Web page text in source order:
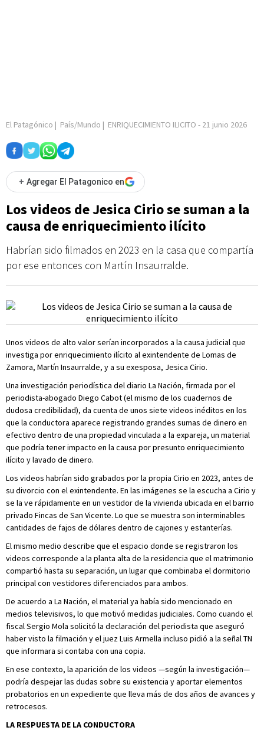
El Patagónico | País/Mundo | ENRIQUECIMIENTO ILICITO - 21 junio 2026
+ Agregar El Patagonico en
Los videos de Jesica Cirio se suman a la
causa de enriquecimiento ilícito
Habrían sido filmados en 2023 en la casa que compartía
por ese entonces con Martín Insaurralde.
Unos videos de alto valor serían incorporados a la causa judicial que
investiga por enriquecimiento ilícito al exintendente de Lomas de
Zamora, Martín Insaurralde, y a su exesposa, Jesica Cirio.
Una investigación periodística del diario La Nación, firmada por el
periodista-abogado Diego Cabot (el mismo de los cuadernos de
dudosa credibilidad), da cuenta de unos siete videos inéditos en los
que la conductora aparece registrando grandes sumas de dinero en
efectivo dentro de una propiedad vinculada a la expareja, un material
que podría tener impacto en la causa por presunto enriquecimiento
ilícito y lavado de dinero.
Los videos habrían sido grabados por la propia Cirio en 2023, antes de
su divorcio con el exintendente. En las imágenes se la escucha a Cirio y
se la ve rápidamente en un vestidor de la vivienda ubicada en el barrio
privado Fincas de San Vicente. Lo que se muestra son interminables
cantidades de fajos de dólares dentro de cajones y estanterías.
El mismo medio describe que el espacio donde se registraron los
videos corresponde a la planta alta de la residencia que el matrimonio
compartió hasta su separación, un lugar que combinaba el dormitorio
principal con vestidores diferenciados para ambos.
De acuerdo a La Nación, el material ya había sido mencionado en
medios televisivos, lo que motivó medidas judiciales. Como cuando el
fiscal Sergio Mola solicitó la declaración del periodista que aseguró
haber visto la filmación y el juez Luis Armella incluso pidió a la señal TN
que informara si contaba con una copia.
En ese contexto, la aparición de los videos —según la investigación—
podría despejar las dudas sobre su existencia y aportar elementos
probatorios en un expediente que lleva más de dos años de avances y
retrocesos.
LA RESPUESTA DE LA CONDUCTORA